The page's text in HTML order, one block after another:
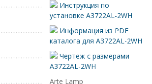
Инструкция по
установке A3722AL-2WH
Информация из PDF
каталога для A3722AL-2WH
Чертеж с размерами
A3722AL-2WH
Arte Lamp